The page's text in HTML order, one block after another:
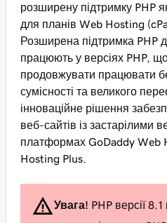
розширену підтримку PHP
для планів Web Hosting
Розширена підтримка PHP
працюють у версіях PHP,
продовжувати працювати
сумісності та великого
інноваційне рішення
веб-сайтів із застарілими
платформах GoDaddy Web
Hosting Plus.
Увага! PHP версії